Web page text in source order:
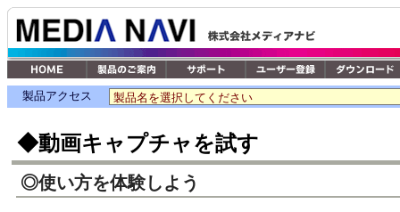
製品アクセス
◆動画キャプチャを試す
◎使い方を体験しよう